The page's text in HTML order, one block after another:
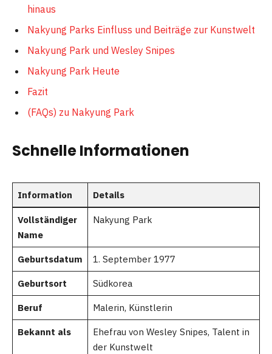
hinaus
Nakyung Parks Einfluss und Beiträge zur Kunstwelt
Nakyung Park und Wesley Snipes
Nakyung Park Heute
Fazit
(FAQs) zu Nakyung Park
Schnelle Informationen
Information Details
Vollständiger
Name
Nakyung Park
Geburtsdatum 1. September 1977
Geburtsort Südkorea
Beruf Malerin, Künstlerin
Bekannt als
Ehefrau von Wesley Snipes, Talent in
der Kunstwelt